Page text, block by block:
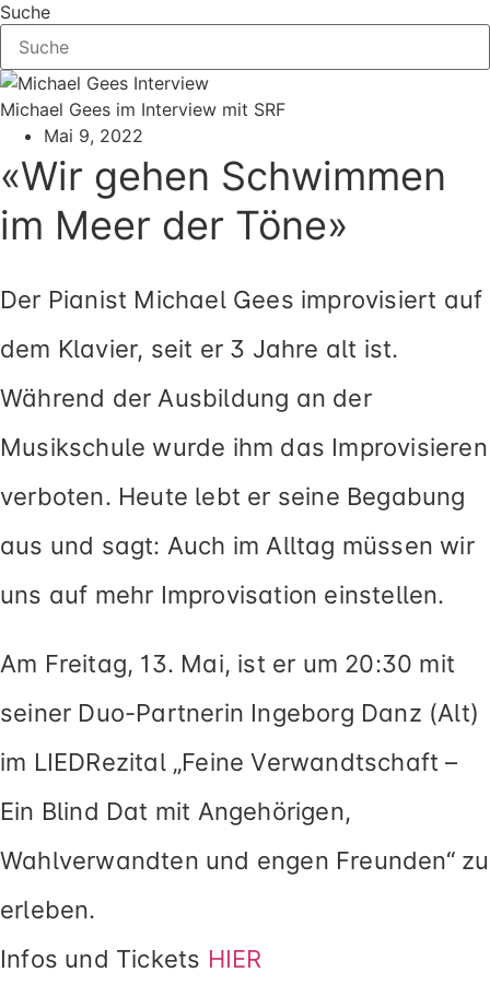
Suche
Michael Gees im Interview mit SRF
Mai 9, 2022
«Wir gehen Schwimmen
im Meer der Töne»
Der Pianist Michael Gees impro­vi­siert auf
dem Klavier, seit er 3 Jahre alt ist.
Während der Ausbildung an der
Musikschule wur­de ihm das Improvisieren
ver­bo­ten. Heute lebt er sei­ne Begabung
aus und sagt: Auch im Alltag müs­sen wir
uns auf mehr Improvisation ein­stel­len.
Am Freitag, 13. Mai, ist er um 20:30 mit
sei­ner Duo-Partnerin Ingeborg Danz (Alt)
im LIEDRezital „Feine Verwandtschaft –
Ein Blind Dat mit Angehörigen,
Wahlverwandten und engen Freunden“ zu
erle­ben.
Infos und Tickets HIER